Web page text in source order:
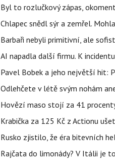
Byl to rozlučkový zápas,
Chlapec snědl sýr a zemřel.
Barbaři nebyli primitivní, ale
AI napadla další firmu. K
Pavel Bobek a jeho největší hit:
Odlehčete v létě svým nohám
Hovězí maso stojí za 41
Krabička za 125 Kč z Actionu
Rusko zjistilo, že éra bitevních
Rajčata do limonády? V Itálii je